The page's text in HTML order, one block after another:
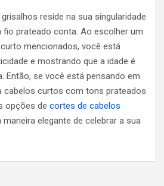
reside na sua singularidade
fio prateado conta. Ao escolher um
mencionados, você está
e mostrando que a idade é
Então, se você está pensando em
cabelos curtos com tons prateados
opções de cortes de cabelos
elegante de celebrar a sua